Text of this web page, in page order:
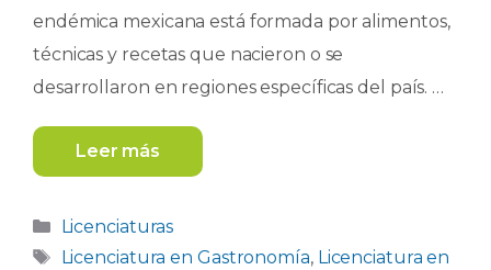
endémica mexicana está formada por alimentos,
técnicas y recetas que nacieron o se
desarrollaron en regiones específicas del país. …
Leer más
Categorías
Licenciaturas
Etiquetas
Licenciatura en Gastronomía, Licenciatura en